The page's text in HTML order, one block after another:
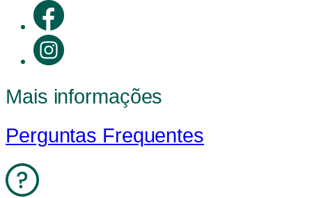
Mais informações
Perguntas Frequentes